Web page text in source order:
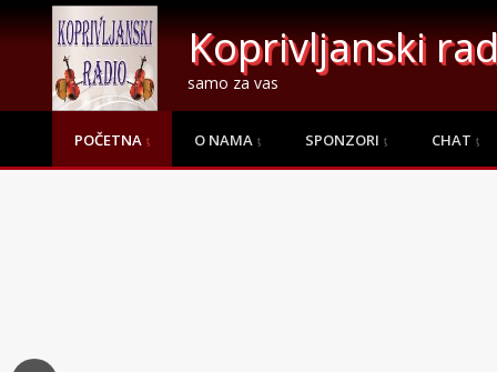
samo za vas
Koprivljanski
POČETNA O NAMA SPONZORI CHAT